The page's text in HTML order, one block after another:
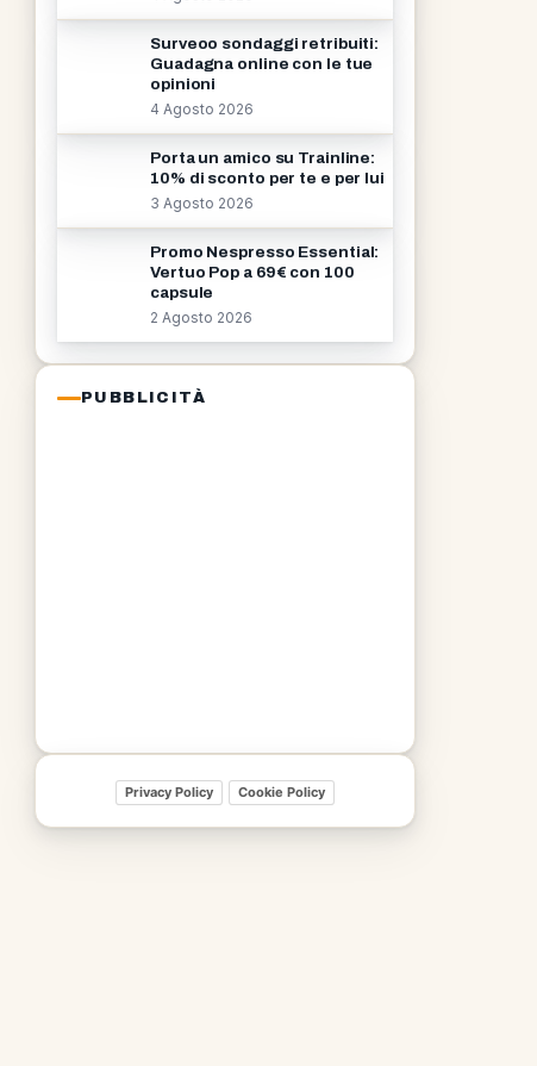
Surveoo sondaggi retribuiti:
Guadagna online con le tue
opinioni
4 Agosto 2026
Porta un amico su Trainline:
10% di sconto per te e per lui
3 Agosto 2026
Promo Nespresso Essential:
Vertuo Pop a 69€ con 100
capsule
2 Agosto 2026
PUBBLICITÀ
Privacy Policy Cookie Policy